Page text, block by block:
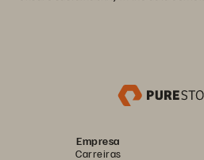
Empresa
Carreiras